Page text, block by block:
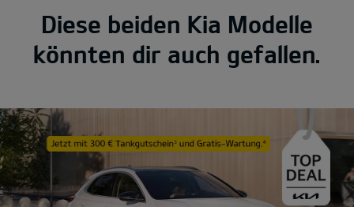
Diese beiden Kia Modelle
könnten dir auch gefallen.